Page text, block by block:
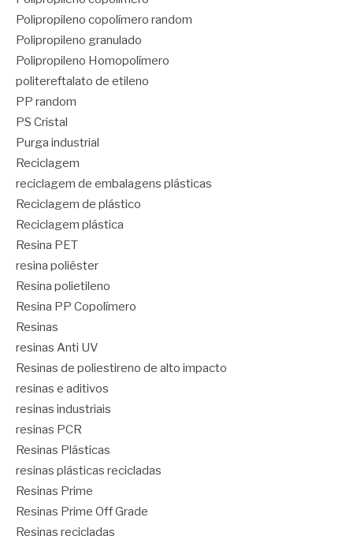
Polipropileno copolímero random
Polipropileno granulado
Polipropileno Homopolímero
politereftalato de etileno
PP random
PS Cristal
Purga industrial
Reciclagem
reciclagem de embalagens plásticas
Reciclagem de plástico
Reciclagem plástica
Resina PET
resina poliéster
Resina polietileno
Resina PP Copolímero
Resinas
resinas Anti UV
Resinas de poliestireno de alto impacto
resinas e aditivos
resinas industriais
resinas PCR
Resinas Plásticas
resinas plásticas recicladas
Resinas Prime
Resinas Prime Off Grade
Resinas recicladas